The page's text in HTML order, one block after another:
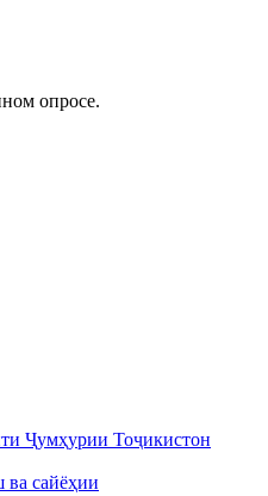
опросе.
Ҷумҳурии Тоҷикистон
ва сайёҳии